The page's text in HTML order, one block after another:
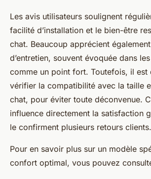
Les avis utilisateurs soulignent
facilité d’installation et le bien-être
chat. Beaucoup apprécient
d’entretien, souvent évoquée dans
comme un point fort. Toutefois, il est
vérifier la compatibilité avec la taille
chat, pour éviter toute déconvenue.
influence directement la satisfaction
le confirment plusieurs retours clients.
Pour en savoir plus sur un modèle
confort optimal, vous pouvez